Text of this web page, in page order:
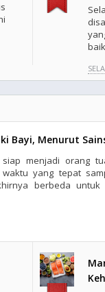
Bayi, Menurut
menjadi orang
yang tepat
berbeda untuk